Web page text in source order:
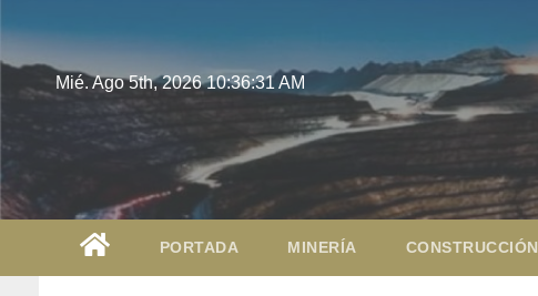
Mié. Ago 5th, 202610:36:32 AM
PORTADA MINERÍA CONSTRUCCIÓN